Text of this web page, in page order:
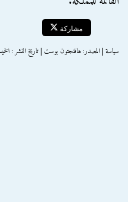
مشاركة
سياسة | المصدر: هافنجتون بوست | تاريخ النشر : الخميس 29 سبتمبر